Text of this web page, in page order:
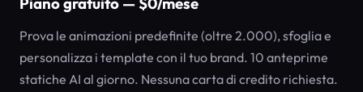
Prova le animazioni predefinite (oltre 2.000), sfoglia e
personalizza i template con il tuo brand. 10 anteprime
statiche AI al giorno. Nessuna carta di credito richiesta.